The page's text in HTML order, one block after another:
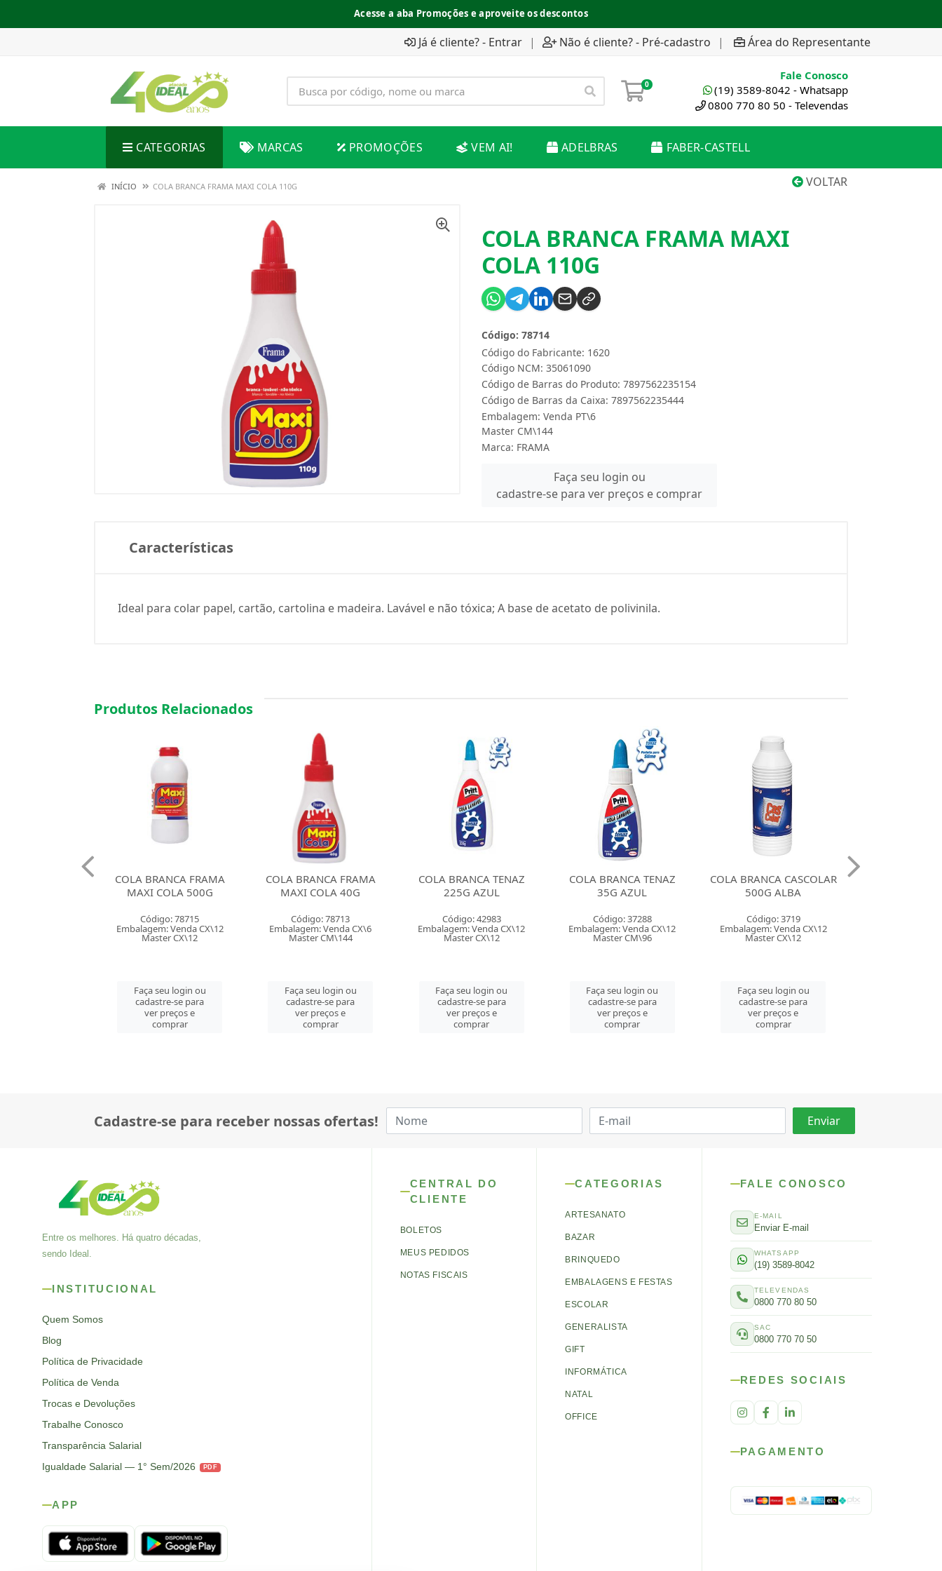
Acesse a aba Promoções e aproveite os descontos
Já é cliente? - Entrar | Não é cliente? - Pré-cadastro | Área do Representante
0
Fale Conosco
(19) 3589-8042 - Whatsapp
0800 770 80 50 - Televendas
CATEGORIAS MARCAS PROMOÇÕES VEM AI! ADELBRAS FABER-CASTELL
VOLTAR
INÍCIO COLA BRANCA FRAMA MAXI COLA 110G
COLA BRANCA FRAMA MAXI
COLA 110G
Código do Fabricante: 1620
Código: 78714
Código NCM: 35061090
Código de Barras do Produto: 7897562235154
Código de Barras da Caixa: 7897562235444
Embalagem: Venda PT\6
Master CM\144
Marca: FRAMA
Faça seu login ou
cadastre-se para ver preços e comprar
Características
Ideal para colar papel, cartão, cartolina e madeira. Lavável e não tóxica; A base de acetato de polivinila.
Produtos Relacionados
COLA BRANCA FRAMA
MAXI COLA 40G
Código: 78713
Embalagem: Venda CX\6
Master CM\144
Faça seu login ou
cadastre-se para
ver preços e
comprar
COLA BRANCA TENAZ
225G AZUL
Código: 42983
Embalagem: Venda CX\12
Master CX\12
Faça seu login ou
cadastre-se para
ver preços e
comprar
COLA BRANCA TENAZ
35G AZUL
Código: 37288
Embalagem: Venda CX\12
Master CM\96
Faça seu login ou
cadastre-se para
ver preços e
comprar
COLA BRANCA CASCOLAR
500G ALBA
Código: 3719
Embalagem: Venda CX\12
Master CX\12
Faça seu login ou
cadastre-se para
ver preços e
comprar
COLA BRANCA MARIPEL
COLAPEL 90G
Código: 3287
Embalagem: Venda CX\12
Master CM\144
Faça seu login ou
cadastre-se para
ver preços e
comprar
Cadastre-se para receber nossas ofertas!
Entre os melhores. Há quatro décadas,
sendo Ideal.
INSTITUCIONAL
Quem Somos
Blog
Política de Privacidade
Política de Venda
Trocas e Devoluções
Trabalhe Conosco
Transparência Salarial
Igualdade Salarial — 1° Sem/2026
PDF
APP
CENTRAL DO
CLIENTE
BOLETOS
MEUS PEDIDOS
NOTAS FISCAIS
CATEGORIAS
ARTESANATO
BAZAR
BRINQUEDO
EMBALAGENS E FESTAS
ESCOLAR
GENERALISTA
GIFT
INFORMÁTICA
NATAL
OFFICE
FALE CONOSCO
E-MAIL
Enviar E-mail
WHATSAPP
(19) 3589-8042
TELEVENDAS
0800 770 80 50
SAC
0800 770 70 50
REDES SOCIAIS
PAGAMENTO